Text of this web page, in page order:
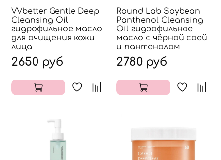
VVbetter Gentle Deep
Cleansing Oil
гидрофильное масло
для очищения кожи
лица
2650 руб
Round Lab Soybean
Panthenol Cleansing
Oil гидрофильное
масло с чёрной соей
и пантенолом
2780 руб